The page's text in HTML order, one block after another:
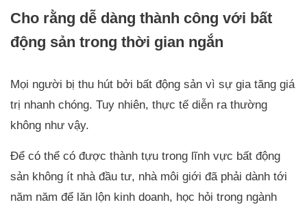
Cho rằng dễ dàng thành công với bất
động sản trong thời gian ngắn
Mọi người bị thu hút bởi bất động sản vì sự gia tăng giá
trị nhanh chóng. Tuy nhiên, thực tế diễn ra thường
không như vậy.
Để có thể có được thành tựu trong lĩnh vực bất động
sản không ít nhà đầu tư, nhà môi giới đã phải dành tới
năm năm để lăn lộn kinh doanh, học hỏi trong ngành